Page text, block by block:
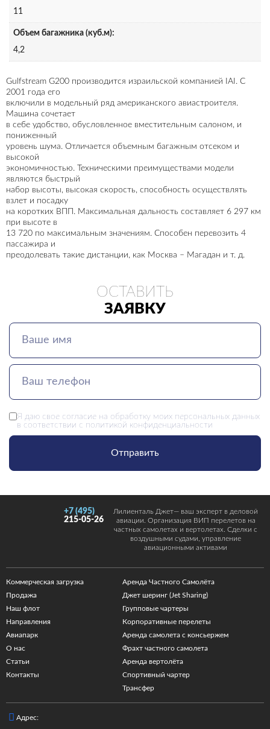
11
Объем багажника (куб.м):
4,2
Gulfstream G200 производится израильской компанией IAI. С
2001 года его
включили в модельный ряд американского авиастроителя.
Машина сочетает
в себе удобство, обусловленное вместительным салоном, и
пониженный
уровень шума. Отличается объемным багажным отсеком и
высокой
экономичностью. Техническими преимуществами модели
являются быстрый
набор высоты, высокая скорость, способность осуществлять
взлет и посадку
на коротких ВПП. Максимальная дальность составляет 6 297 км
при высоте в
13 720 по максимальным значениям. Способен перевозить 4
пассажира и
преодолевать такие дистанции, как Москва – Магадан и т. д.
ОСТАВИТЬ
ЗАЯВКУ
Я даю свое согласие на обработку моих персональных данных
в соответствии с политикой конфиденциальности
Отправить
+7 (495)
215-05-26
Лилиенталь Джет— ваш эксперт в деловой
авиации. Организация ВИП перелетов на
частных самолетах и вертолетах. Сделки с
воздушными судами, управление
авиационными активами
Коммерческая загрузка
Продажа
Наш флот
Направления
Авиапарк
О нас
Статьи
Контакты
Аренда Частного Самолёта
Джет шеринг (Jet Sharing)
Групповые чартеры
Корпоративные перелеты
Аренда самолета с консьержем
Фрахт частного самолета
Аренда вертолёта
Спортивный чартер
Трансфер
Адрес: